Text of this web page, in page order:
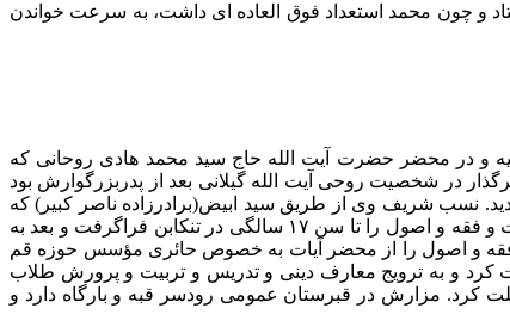
و چون محمد استعداد فوق العاده اى داشت، به سرعت خواندن
و در محضر حضرت آیت الله حاج سید محمد هادى روحانى که
در شخصیت روحى آیت الله گیلانى بعد از پدربزرگوارش بود
روستاى میانده بخش چابکسر رودسر متولد گردید. نسب شریف وى از طریق سید ابیض(برادرزاده ناصر کبیر) که
مرقد مطهرش در همان زادگاه معظم له واقع است، به امام سجاد(علیه السلام) مى رسد. مرحوم روحانى تحصیلات ابتدایى و قسمتى از ادبیات و فقه و اصول را تا سن ۱۷ سالگى در تنکابن فراگرفت و بعد به
در سال ۱۳۴۳ق وارد حوزه علمیه قم شد و سطوح خارج فقه و اصول را از محضر آیات به خصوص حائرى مؤسس حوزه قم
شمار مى رفت. وى با اخذ گواهى اجتهاد از بزرگان قم در سال ۱۳۵۳ق به رودسر مهاجرت کرد و به ترویج معارف دینى و تدریس و تربیت و پرورش طلاب
تقوى و قدرت بیان در موعظه و حسن عمل محبوبیت ویژه اى در میان مردم آن سامان یافت. وى در سال ۱۳۸۷ش رحلت کرد. مزارش در قبرستان عمومى رودسر قبه و بارگاه دارد و